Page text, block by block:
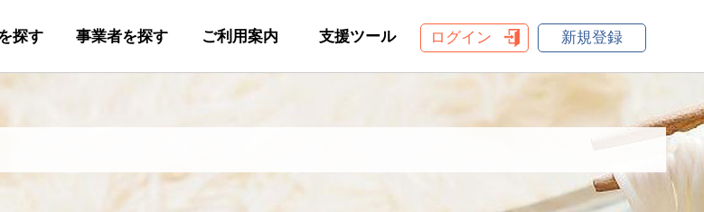
探す 事業者を探す ご利用案内 支援ツール ログイン 新規登録